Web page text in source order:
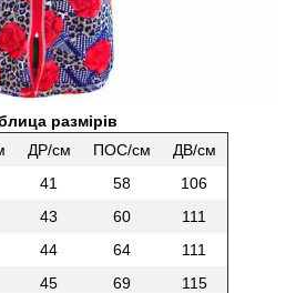
размірів
ДР/см ПОС/см
ДВ/см
41 58
106
43 60
111
44 64
111
45 69
115